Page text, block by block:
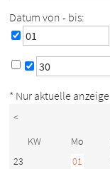
Datum von - bis:
* Nur aktuelle
<
KW
Mo
23
01